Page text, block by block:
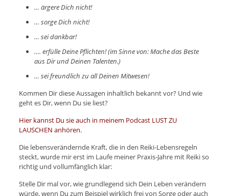
… ärgere Dich nicht!
… sorge Dich nicht!
… sei dankbar!
…. erfülle Deine Pflichten! (im Sinne von: Mache das Beste
aus Dir und Deinen Talenten.)
… sei freundlich zu all Deinen Mitwesen!
Kommen Dir diese Aussagen inhaltlich bekannt vor? Und wie
geht es Dir, wenn Du sie liest?
Hier kannst Du sie auch in meinem Podcast LUST ZU
LAUSCHEN anhören.
Die lebensverändernde Kraft, die in den Reiki-Lebensregeln
steckt, wurde mir erst im Laufe meiner Praxis-Jahre mit Reiki so
richtig und vollumfänglich klar:
Stelle Dir mal vor, wie grundlegend sich Dein Leben verändern
würde, wenn Du zum Beispiel wirklich frei von Sorge oder auch